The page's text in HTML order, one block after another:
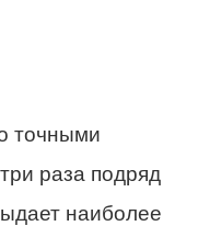
точными
раза подряд
наиболее